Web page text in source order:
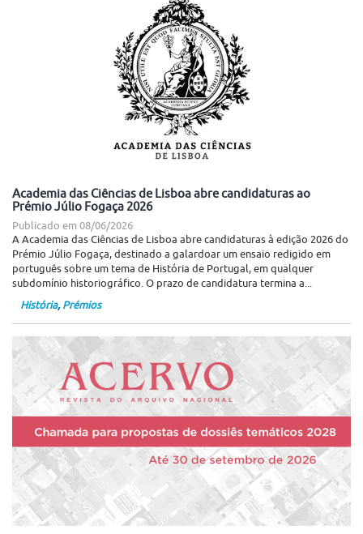
Academia das Ciências de Lisboa abre candidaturas ao
Prémio Júlio Fogaça 2026
Publicado em 08/06/2026
A Academia das Ciências de Lisboa abre candidaturas à edição 2026 do
Prémio Júlio Fogaça, destinado a galardoar um ensaio redigido em
português sobre um tema de História de Portugal, em qualquer
subdomínio historiográfico. O prazo de candidatura termina a...
História, Prémios